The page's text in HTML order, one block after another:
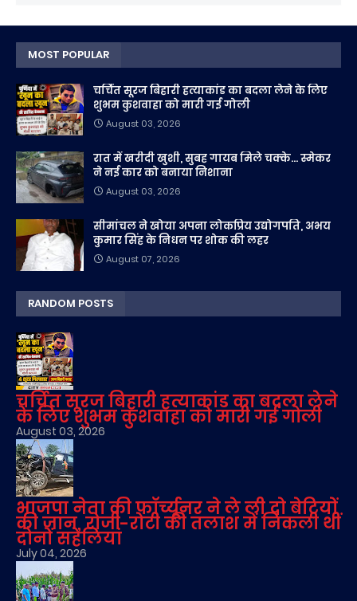
MOST POPULAR
चर्चित सूरज बिहारी हत्याकांड का बदला लेने के लिए
शुभम कुशवाहा को मारी गई गोली
August 03, 2026
रात में खरीदी खुशी, सुबह गायब मिले चक्के... स्मेकर
ने नई कार को बनाया निशाना
August 03, 2026
सीमांचल ने खोया अपना लोकप्रिय उद्योगपति, अभय
कुमार सिंह के निधन पर शोक की लहर
August 07, 2026
RANDOM POSTS
चर्चित सूरज बिहारी हत्याकांड का बदला लेने
के लिए शुभम कुशवाहा को मारी गई गोली
August 03, 2026
भाजपा नेता की फॉर्च्यूनर ने ले ली दो बेटियों
की जान, रोजी-रोटी की तलाश में निकली थीं
दोनों सहेलियां
July 04, 2026